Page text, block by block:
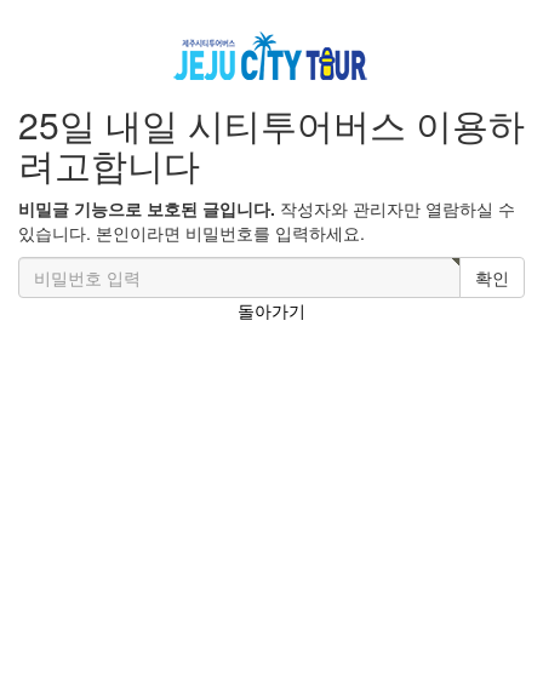
25일 내일 시티투어버스 이용하
려고합니다
비밀글 기능으로 보호된 글입니다. 작성자와 관리자만 열람하실 수
있습니다. 본인이라면 비밀번호를 입력하세요.
확인
돌아가기